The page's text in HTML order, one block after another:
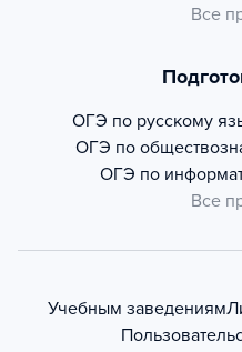
Все
ОГЭ по русскому
ОГЭ по
ОГЭ по
Все
Учебным заведениям